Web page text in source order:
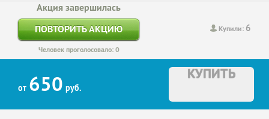
Купили: 6
Акция завершилась
ПОВТОРИТЬ АКЦИЮ
Человек проголосовало: 0
от 650 руб.
КУПИТЬ